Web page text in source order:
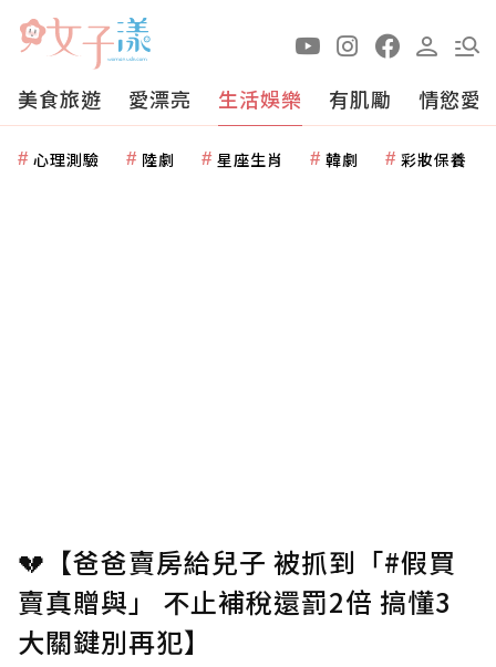
美食旅遊 愛漂亮 生活娛樂 有肌勵 情慾愛
心理測驗 陸劇 星座生肖 韓劇 彩妝保養
💔【爸爸賣房給兒子 被抓到「#假買
賣真贈與」 不止補稅還罰2倍 搞懂3
大關鍵別再犯】